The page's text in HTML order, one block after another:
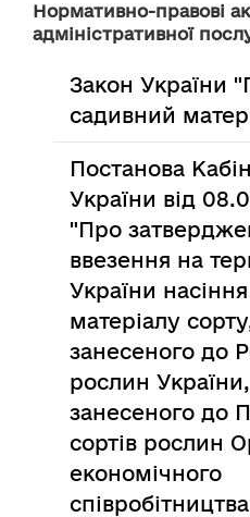
Нормативно-правові
адміністративної
Закон України
садивний
Постанова
України від
"Про
ввезення на
України
матеріалу
занесеного до
рослин
занесеного до
сортів рослин
економічного